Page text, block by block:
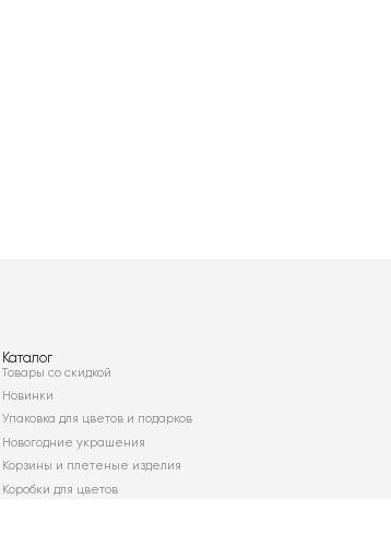
Каталог
Товары со скидкой
Новинки
Упаковка для цветов и подарков
Новогодние украшения
Корзины и плетеные изделия
Коробки для цветов